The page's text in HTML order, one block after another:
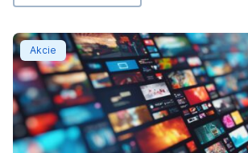
o
c
k
Akcie
Netflix vs. Paramount: kdo vyhraje